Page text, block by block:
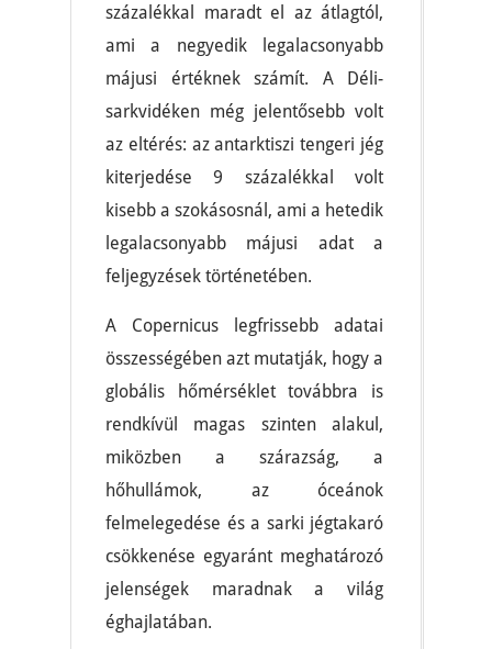
százalékkal maradt el az átlagtól,
ami a negyedik legalacsonyabb
májusi értéknek számít. A Déli-
sarkvidéken még jelentősebb volt
az eltérés: az antarktiszi tengeri jég
kiterjedése 9 százalékkal volt
kisebb a szokásosnál, ami a hetedik
legalacsonyabb májusi adat a
feljegyzések történetében.
A Copernicus legfrissebb adatai
összességében azt mutatják, hogy a
globális hőmérséklet továbbra is
rendkívül magas szinten alakul,
miközben a szárazság, a
hőhullámok, az óceánok
felmelegedése és a sarki jégtakaró
csökkenése egyaránt meghatározó
jelenségek maradnak a világ
éghajlatában.